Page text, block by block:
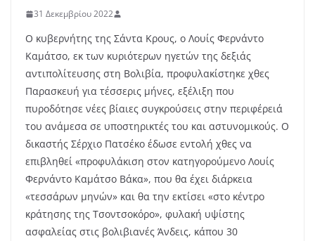
31 Δεκεμβρίου 2022
Ο κυβερνήτης της Σάντα Κρους, ο Λουίς Φερνάντο
Καμάτσο, εκ των κυριότερων ηγετών της δεξιάς
αντιπολίτευσης στη Βολιβία, προφυλακίστηκε χθες
Παρασκευή για τέσσερις μήνες, εξέλιξη που
πυροδότησε νέες βίαιες συγκρούσεις στην περιφέρειά
του ανάμεσα σε υποστηρικτές του και αστυνομικούς. Ο
δικαστής Σέρχιο Πατσέκο έδωσε εντολή χθες να
επιβληθεί «προφυλάκιση στον κατηγορούμενο Λουίς
Φερνάντο Καμάτσο Βάκα», που θα έχει διάρκεια
«τεσσάρων μηνών» και θα την εκτίσει «στο κέντρο
κράτησης της Τσοντσοκόρο», φυλακή υψίστης
ασφαλείας στις βολιβιανές Άνδεις, κάπου 30